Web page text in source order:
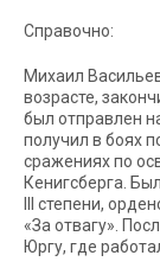
Справочно:
Михаил
возрасте,
был отправлен
получил в боях
сражениях по
Кенигсберга.
III степени,
«За отвагу».
Юргу, где